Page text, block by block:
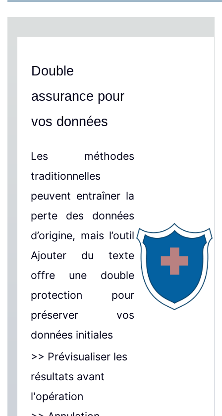
Double
assurance pour
vos données
Les méthodes
traditionnelles
peuvent entraîner la
perte des données
d’origine, mais l’outil
Ajouter du texte
offre une double
protection pour
préserver vos
données initiales
>> Prévisualiser les
résultats avant
l'opération